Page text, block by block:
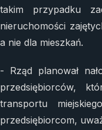
takim przypadku
nieruchomości
a nie dla mieszkań.
- Rząd planował
przedsiębiorców,
transportu
przedsiębiorcom,